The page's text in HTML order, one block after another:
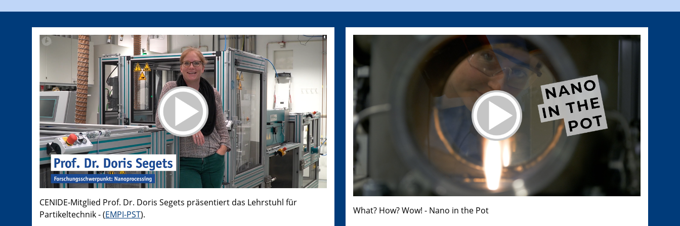
CENIDE-Mitglied Prof. Dr. Doris Segets präsentiert das Lehrstuhl für
Partikeltechnik - (EMPI-PST). What? How? Wow! - Nano in the Pot